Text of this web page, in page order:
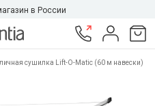
в России
сушилка Lift-O-Matic (60 м навески)